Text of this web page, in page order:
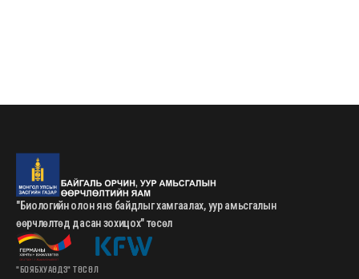
"Биологийн олон янз байдлыг хамгаалах, уур амьсгалын
өөрчлөлтөд дасан зохицох" төсөл
"БОЯБХУАӨДЗ" ТӨСӨЛ